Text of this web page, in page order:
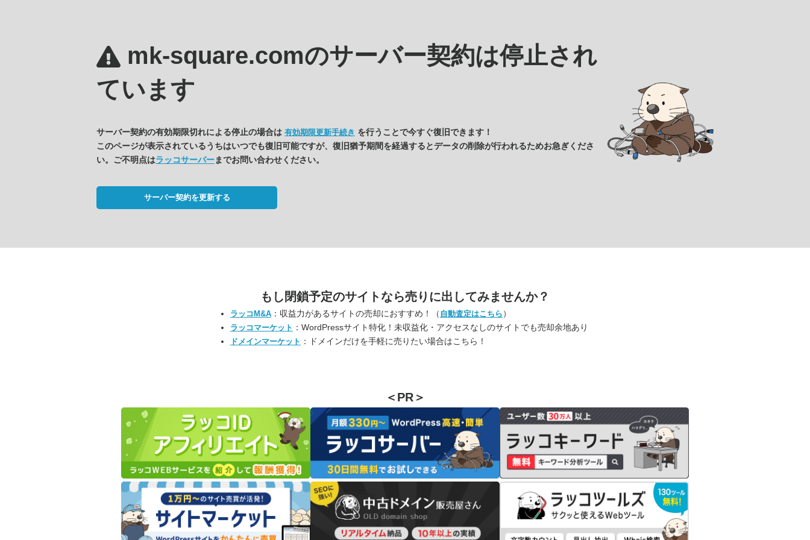
mk-square.comのサーバー契約は停止され
ています
サーバー契約の有効期限切れによる停止の場合は 有効期限更新手続き を行うことで今すぐ復旧できます！
このページが表示されているうちはいつでも復旧可能ですが、復旧猶予期間を経過するとデータの削除が行われるためお急ぎくださ
い。ご不明点はラッコサーバーまでお問い合わせください。
サーバー契約を更新する
もし閉鎖予定のサイトなら売りに出してみませんか？
ラッコM&A ：収益力があるサイトの売却におすすめ！（ 自動査定はこちら ）
ラッコマーケット ：WordPressサイト特化！未収益化・アクセスなしのサイトでも売却余地あり
ドメインマーケット ：ドメインだけを手軽に売りたい場合はこちら！
＜PR＞